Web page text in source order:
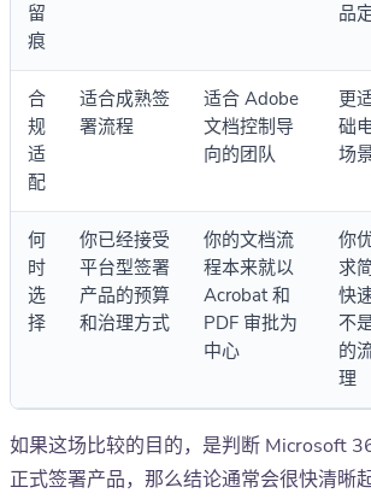
留
痕
品
合
规
适
配
适合成熟签
署流程
适合 Adobe
文档控制导
向的团队
更
础
场
何
时
选
择
你已经接受
平台型签署
产品的预算
和治理方式
你的文档流
程本来就以
Acrobat 和
PDF 审批为
中心
你
求
快
不
的
理
如果这场比较的目的，是判断 Microsoft
正式签署产品，那么结论通常会很快清晰